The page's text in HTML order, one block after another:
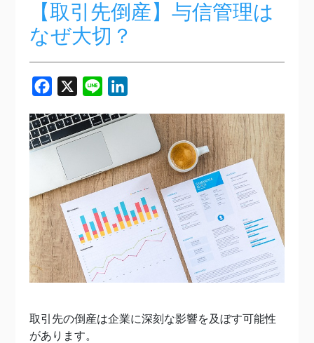
【取引先倒産】与信管理は
なぜ大切？
Facebook
X Line
取引先の倒産は企業に深刻な影響を及ぼす可能性
があります。